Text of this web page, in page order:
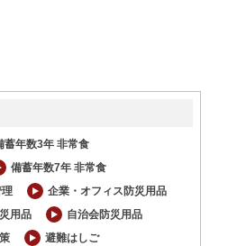
蓄年数3年 非常食
備蓄年数7年 非常食
企業・オフィス防災用品
用品
自治会防災用品
避難はしご